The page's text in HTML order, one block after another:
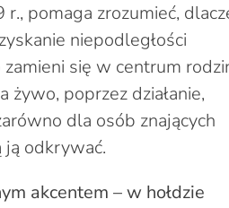
pomaga zrozumieć,
niepodległości
się w centrum
poprzez działanie,
dla osób znających
ją odkrywać.
akcentem – w hołdzie